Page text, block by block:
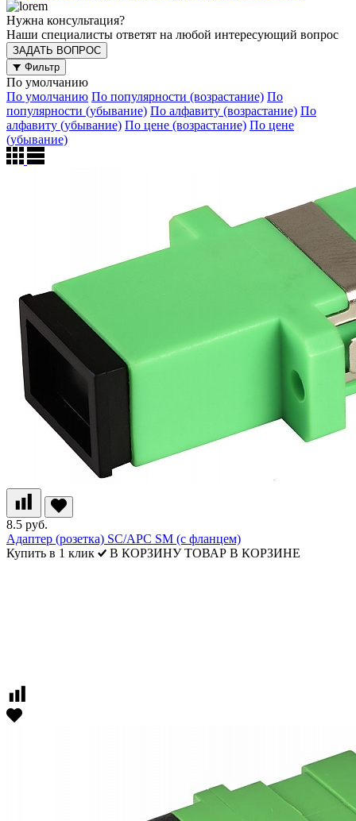
Нужна консультация?
Наши специалисты ответят на любой интересующий вопрос
ЗАДАТЬ ВОПРОС
Фильтр
По умолчанию
По умолчанию По популярности (возрастание) По
популярности (убывание) По алфавиту (возрастание) По
алфавиту (убывание) По цене (возрастание) По цене
(убывание)
8.5 руб.
Адаптер (розетка) SC/APC SM (с фланцем)
Купить в 1 клик
В КОРЗИНУ ТОВАР В КОРЗИНЕ